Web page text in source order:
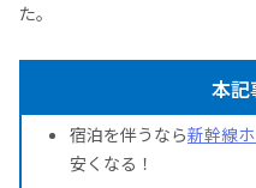
た。
本記
宿泊を伴うなら新幹線
安くなる！